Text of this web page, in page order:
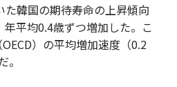
韓国の期待寿命の上昇傾向
平均0.4歳ずつ増加した。こ
）の平均増加速度（0.2